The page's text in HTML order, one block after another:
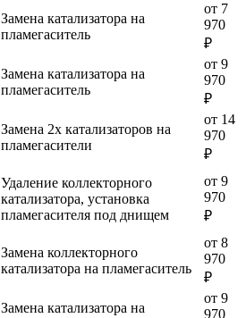
Замена катализатора на
пламегаситель
от 7
970
₽
Замена катализатора на
пламегаситель
от 9
970
₽
Замена 2х катализаторов на
пламегасители
от 14
970
₽
Удаление коллекторного
катализатора, установка
пламегасителя под днищем
от 9
970
₽
Замена коллекторного
катализатора на пламегаситель
от 8
970
₽
Замена катализатора на
от 9
970